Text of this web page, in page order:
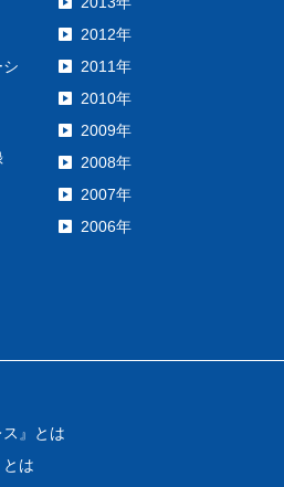
2012年
2011年
2010年
2009年
2008年
2007年
2006年
』とは
とは